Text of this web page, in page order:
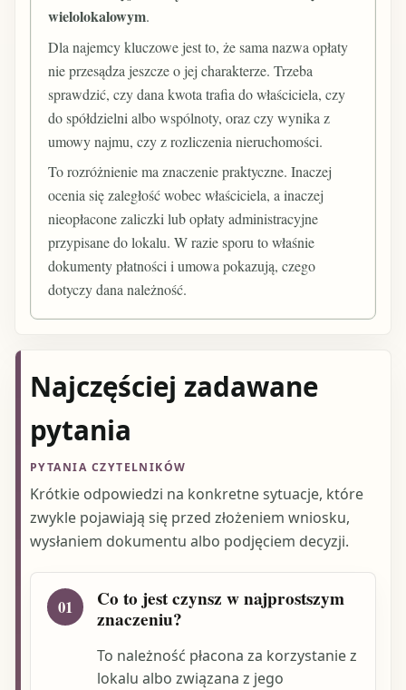
wielolokalowym.
Dla najemcy kluczowe jest to, że sama nazwa opłaty
nie przesądza jeszcze o jej charakterze. Trzeba
sprawdzić, czy dana kwota trafia do właściciela, czy
do spółdzielni albo wspólnoty, oraz czy wynika z
umowy najmu, czy z rozliczenia nieruchomości.
To rozróżnienie ma znaczenie praktyczne. Inaczej
ocenia się zaległość wobec właściciela, a inaczej
nieopłacone zaliczki lub opłaty administracyjne
przypisane do lokalu. W razie sporu to właśnie
dokumenty płatności i umowa pokazują, czego
dotyczy dana należność.
Najczęściej zadawane
pytania
PYTANIA CZYTELNIKÓW
Krótkie odpowiedzi na konkretne sytuacje, które
zwykle pojawiają się przed złożeniem wniosku,
wysłaniem dokumentu albo podjęciem decyzji.
01
Co to jest czynsz w najprostszym
znaczeniu?
To należność płacona za korzystanie z
lokalu albo związana z jego